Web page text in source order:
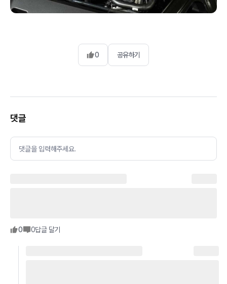
0 공유하기
댓글
댓글을 입력해주세요.
0 0답글 달기